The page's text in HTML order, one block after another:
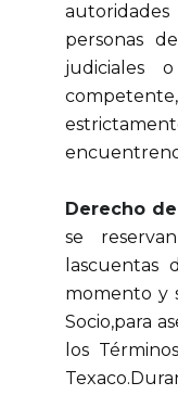
personas
judiciales
Derecho
se
lascuentas
momento y
Socio,para
los